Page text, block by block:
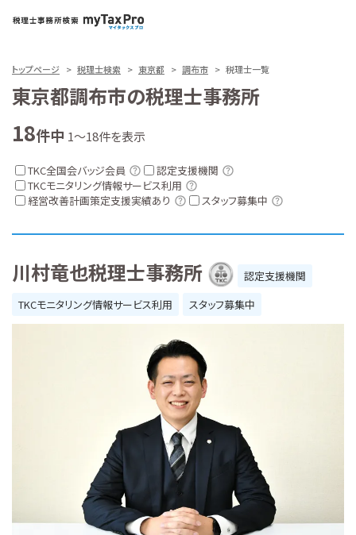
トップページ 税理士検索 東京都 調布市 税理士一覧
東京都調布市の税理士事務所
18件中 1～18件を表示
TKC全国会バッジ会員
認定支援機関
TKCモニタリング情報サービス利用
経営改善計画策定支援実績あり
スタッフ募集中
川村竜也税理士事務所
認定支援機関
TKCモニタリング情報サービス利用
スタッフ募集中